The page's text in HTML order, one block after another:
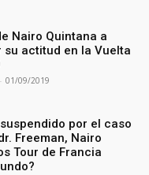
Nairo Quintana a
su actitud en la Vuelta
- 01/09/2019
por el caso
Freeman, Nairo
Tour de Francia